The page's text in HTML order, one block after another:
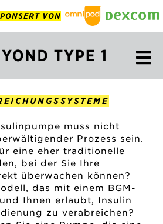
VON
1
muss nicht
Prozess sein.
eine eher traditionelle
bei der Sie Ihre
überwachen können?
das mit einem BGM-
Ihnen erlaubt, Insulin
zu verabreichen?